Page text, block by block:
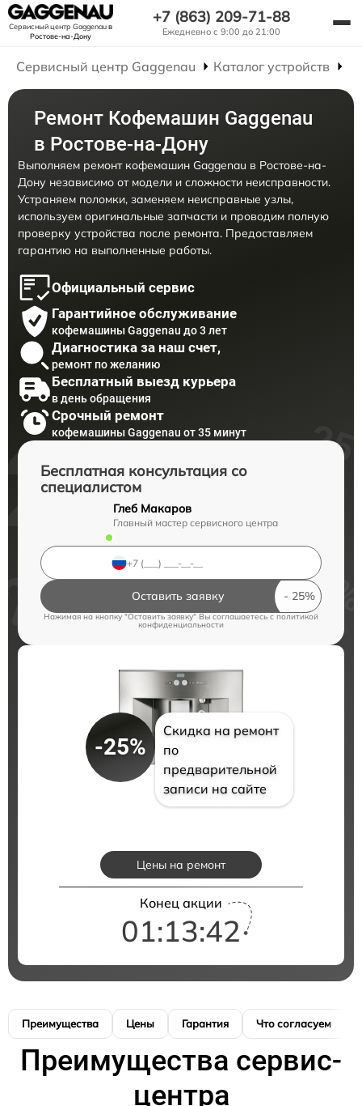
Сервисный центр Gaggenauв
Ростове-на-Дону
+7 (863) 209-71-88
Ежедневно с 9:00 до 21:00
Сервисный центр Gaggenau Каталог устройств
Ремонт Кофемашин Gaggenau
в Ростове-на-Дону
Выполняем ремонт кофемашин Gaggenau в Ростове-на-
Дону независимо от модели и сложности неисправности.
Устраняем поломки, заменяем неисправные узлы,
используем оригинальные запчасти и проводим полную
проверку устройства после ремонта. Предоставляем
гарантию на выполненные работы.
Официальный сервис
Гарантийное обслуживание
кофемашины Gaggenau до 3 лет
Диагностика за наш счет,
ремонт по желанию
Бесплатный выезд курьера
в день обращения
Срочный ремонт
кофемашины Gaggenau от 35 минут
Бесплатная консультация со
специалистом
Глеб Макаров
Главный мастер сервисного центра
Оставить заявку
Нажимая на кнопку "Оставить заявку" Вы соглашаетесь c политикой
конфиденциальности
-25%
Скидка на ремонт
по
предварительной
записи на сайте
Цены на ремонт
Конец акции
01:13:41
Преимущества Цены Гарантия Что согласуем
Преимущества сервис-
центра